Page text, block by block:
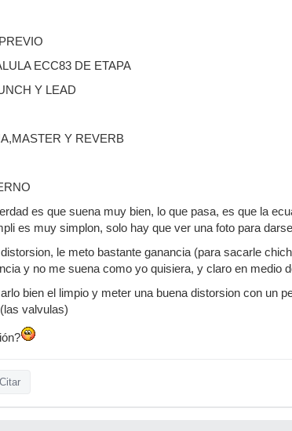
ECC83 DE ETAPA
Y LEAD
Y REVERB
es que suena muy bien, lo que pasa, es que la
es muy simplon, solo hay que ver una foto para
le meto bastante ganancia (para sacarle
y no me suena como yo quisiera, y claro en medio
bien el limpio y meter una buena distorsion con un
valvulas)
Citar